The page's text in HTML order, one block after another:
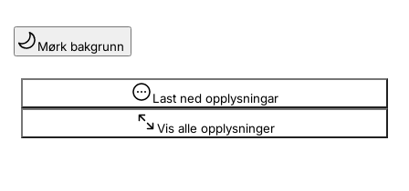
Lag og foreining
Registrere, endre, slette
Mørk bakgrunn
Last ned opplysningar
Vis alle opplysninger
Opplysninger er skjult